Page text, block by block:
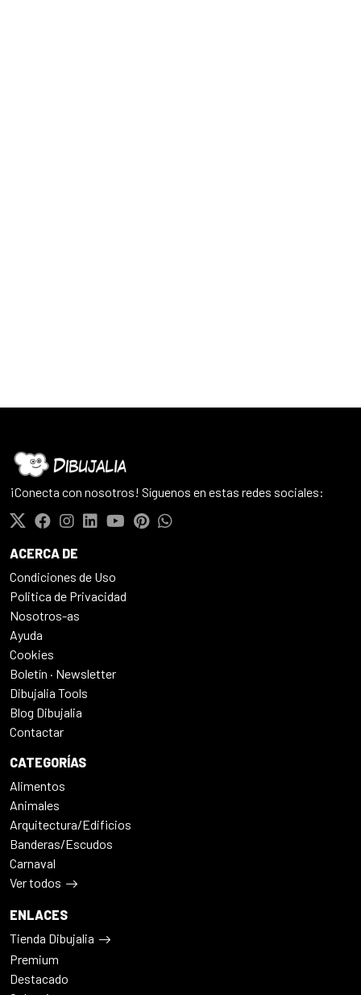
¡Conecta con nosotros! Síguenos en estas redes sociales:
ACERCA DE
Condiciones de Uso
Politica de Privacidad
Nosotros-as
Ayuda
Cookies
Boletín · Newsletter
Dibujalia Tools
Blog Dibujalia
Contactar
CATEGORÍAS
Alimentos
Animales
Arquitectura/Edificios
Banderas/Escudos
Carnaval
Ver todos
ENLACES
Tienda Dibujalia
Premium
Destacado